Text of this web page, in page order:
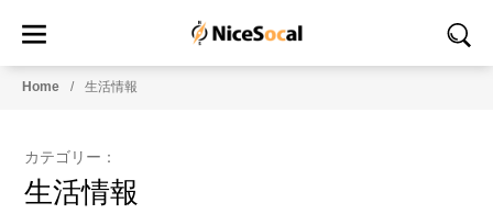
Home 生活情報
カテゴリー：
生活情報